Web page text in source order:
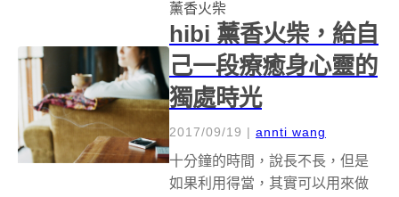
薰香火柴
hibi 薰香火柴，給自
己一段療癒身心靈的
獨處時光
2017/09/19 | annti wang
十分鐘的時間，說長不長，但是
如果利用得當，其實可以用來做